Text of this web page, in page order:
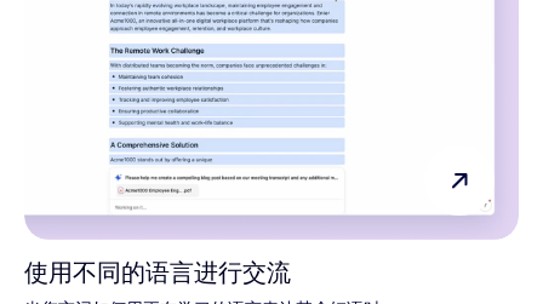
使用不同的语言进行交流